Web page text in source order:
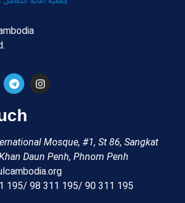
Mosque, #1, St 86, Sangkat
Daun Penh, Phnom Penh
195/ 98 311 195/ 90 311 195